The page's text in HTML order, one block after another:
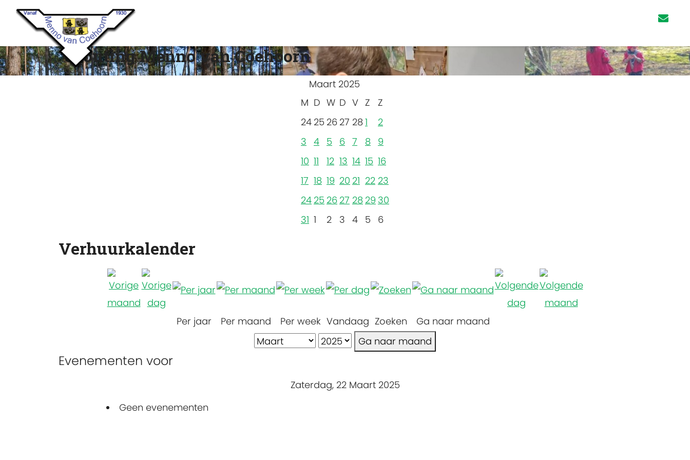
Scouting Menno van Coehoorn
Maart 2025
M D W D V Z
Z
24 25 26 27 281
2
3 4 5 6 7 8 9
10 11 12 13 14 15 16
17 18 19 20 21 22 23
24 25 26 27 28 29 30
31 1 2 3 4 5 6
Verhuurkalender
Per jaar Per maand Per week Vandaag Zoeken
Ga naar maand
Ga naar maand
Evenementen voor
Zaterdag, 22 Maart 2025
Geen evenementen